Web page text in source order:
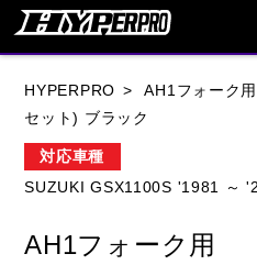
車種検索
HONDA YAMAHA
KAWASAKI APRILIA
HYPERPRO
AH1フォーク
セット) ブラック
対応車種
SUZUKI GSX1100S '1981 ～
AH1フォーク用